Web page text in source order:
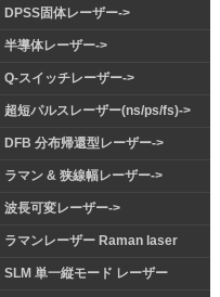
DPSS固体レーザー->
半導体レーザー->
Q-スイッチレーザー->
超短パルスレーザー(ns/ps/fs)->
DFB 分布帰還型レーザー->
ラマン & 狭線幅レーザー->
波長可変レーザー->
ラマンレーザー Raman laser
SLM 単一縦モード レーザー